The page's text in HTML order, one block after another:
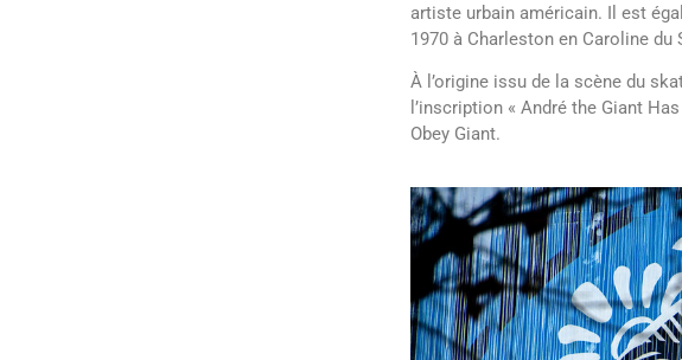
artiste urbain américain. Il est
1970 à Charleston en Caroline du
À l’origine issu de la scène du
l’inscription « André the Giant
Obey Giant.